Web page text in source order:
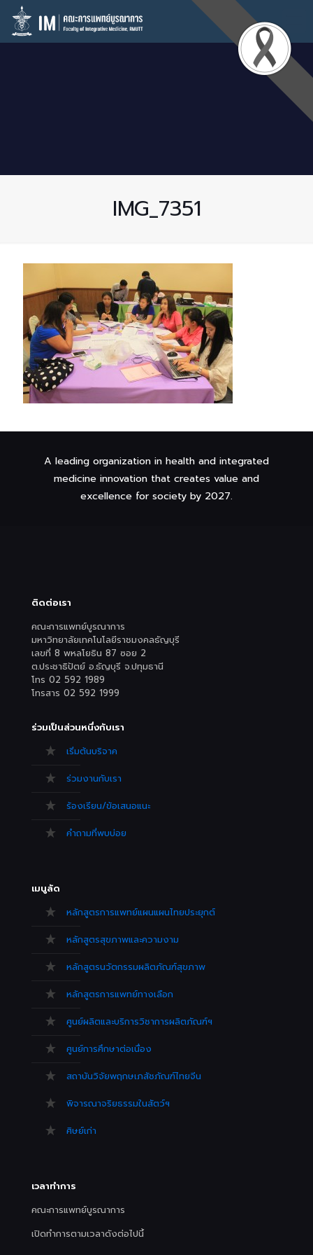
IMG_7351
A leading organization in health and integrated
medicine innovation that creates value and
excellence for society by 2027.
ติดต่อเรา
คณะการแพทย์บูรณาการ
มหาวิทยาลัยเทคโนโลยีราชมงคลธัญบุรี
เลขที่ 8 พหลโยธิน 87 ซอย 2
ต.ประชาธิปัตย์ อ.ธัญบุรี จ.ปทุมธานี
โทร 02 592 1989
โทรสาร 02 592 1999
ร่วมเป็นส่วนหนึ่งกับเรา
เริ่มต้นบริจาค
ร่วมงานกับเรา
ร้องเรียน/ข้อเสนอแนะ
คำถามที่พบบ่อย
เมนูลัด
หลักสูตรการแพทย์แผนแผนไทยประยุกต์
หลักสูตรสุขภาพและความงาม
หลักสูตรนวัตกรรมผลิตภัณฑ์สุขภาพ
หลักสูตรการแพทย์ทางเลือก
ศูนย์ผลิตและบริการวิชาการผลิตภัณฑ์ฯ
ศูนย์การศึกษาต่อเนื่อง
สถาบันวิจัยพฤกษเภสัชภัณฑ์ไทยจีน
พิจารณาจริยธรรมในสัตว์ฯ
ศิษย์เก่า
เวลาทำการ
คณะการแพทย์บูรณาการ
เปิดทำการตามเวลาดังต่อไปนี้